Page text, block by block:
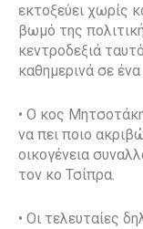
εκτοξεύει χωρίς
βωμό της
κεντροδεξιά
καθημερινά σε
• Ο κος
να πει ποιο
οικογένεια
τον κο Τσίπρα.
• Οι τελευταίες